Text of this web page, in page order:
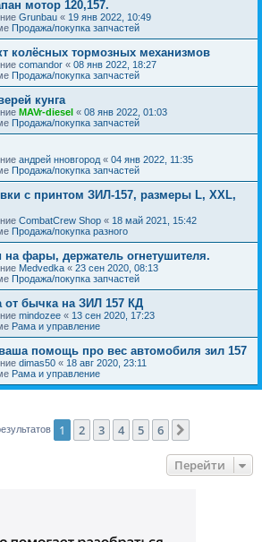
мотор 120,157.
Grunbau « 19 янв 2022, 10:49
Продажа/покупка запчастей
колёсных тормозных механизмов
comandor « 08 янв 2022, 18:27
Продажа/покупка запчастей
кунга
MAVr-diesel « 08 янв 2022, 01:03
Продажа/покупка запчастей
андрей нновгород « 04 янв 2022, 11:35
Продажа/покупка запчастей
с принтом ЗИЛ-157, размеры L, XXL,
CombatCrew Shop « 18 май 2021, 15:42
Продажа/покупка разного
фары, держатель огнетушителя.
Medvedka « 23 сен 2020, 08:13
Продажа/покупка запчастей
от бычка на ЗИЛ 157 КД
mindozee « 13 сен 2020, 17:23
Рама и управление
помощь про вес автомобиля зил 157
dimas50 « 18 авг 2020, 23:11
Рама и управление
1 2 3 4 5 6
Перейти